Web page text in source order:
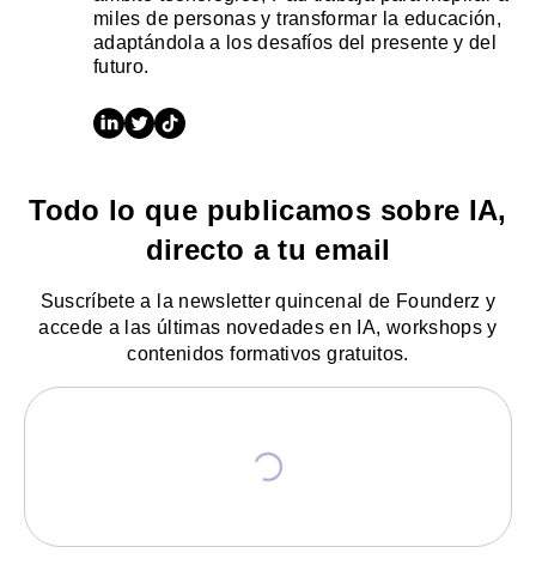
miles de personas y transformar la educación,
adaptándola a los desafíos del presente y del
futuro.
Todo lo que publicamos sobre IA,
directo a tu email
Suscríbete a la newsletter quincenal de Founderz y
accede a las últimas novedades en IA, workshops y
contenidos formativos gratuitos.